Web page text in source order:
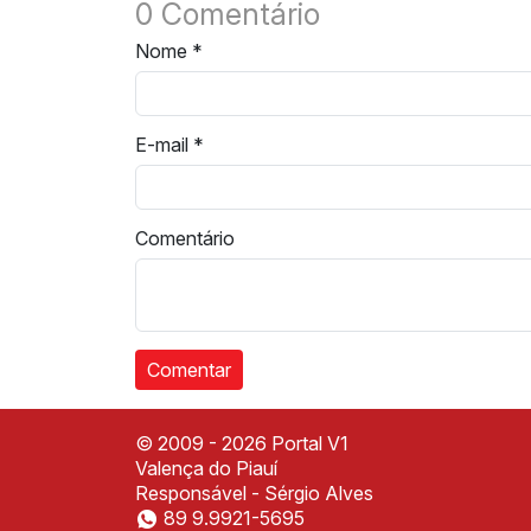
0 Comentário
Nome *
E-mail *
Comentário
© 2009 - 2026 Portal V1
Valença do Piauí
Responsável - Sérgio Alves
89 9.9921-5695